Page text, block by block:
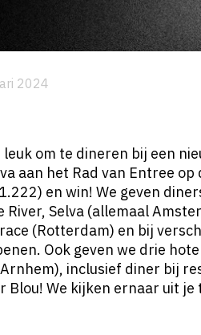
2024
leuk om te dineren bij een
aan het Rad van Entree
en win! We geven
River, Selva (allemaal
(Rotterdam) en bij
Ook geven we drie
inclusief diner bij
Blou! We kijken ernaar uit je